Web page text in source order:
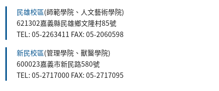
民雄校區(師範學院、人文藝術學院)
621302嘉義縣民雄鄉文隆村85號
TEL: 05-2263411 FAX: 05-2060598
新民校區(管理學院、獸醫學院)
600023嘉義市新民路580號
TEL: 05-2717000 FAX: 05-2717095